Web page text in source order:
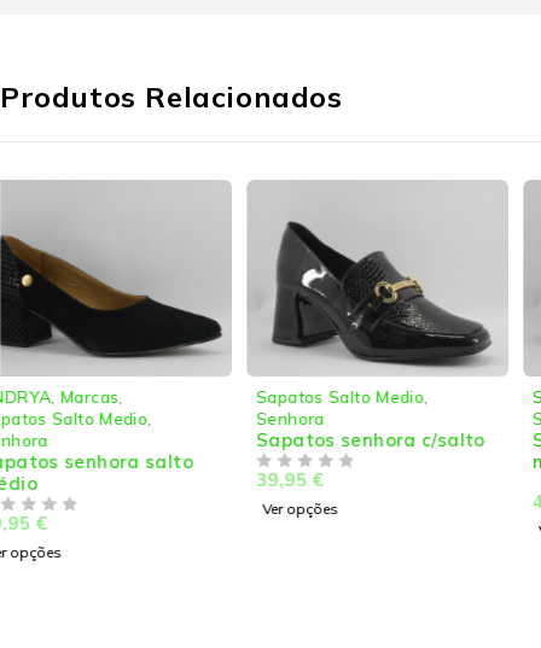
Produtos Relacionados
Sapatos Salto Medio
Senhora
Sapatos senhora c/salto
39,95
Ver opções
Sapatos Salto Medio
Senhora
Sapatos senhora c/salto
médio em croco
44,95